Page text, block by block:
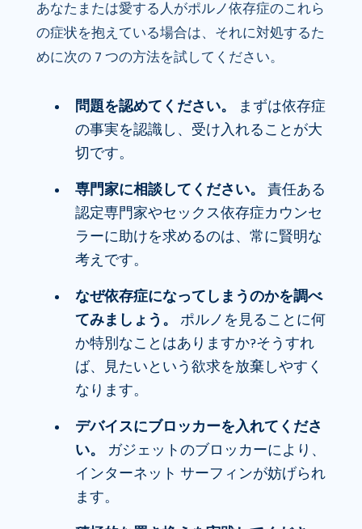
あなたまたは愛する人がポルノ依存症のこれら
の症状を抱えている場合は、それに対処するた
めに次の 7 つの方法を試してください。
問題を認めてください。
まずは依存症
の事実を認識し、受け入れることが大
切です。
専門家に相談してください。
責任ある
認定専門家やセックス依存症カウンセ
ラーに助けを求めるのは、常に賢明な
考えです。
なぜ依存症になってしまうのかを調べ
てみましょう。
ポルノを見ることに何
か特別なことはありますか?そうすれ
ば、見たいという欲求を放棄しやすく
なります。
デバイスにブロッカーを入れてくださ
い。
ガジェットのブロッカーにより、
インターネット サーフィンが妨げられ
ます。